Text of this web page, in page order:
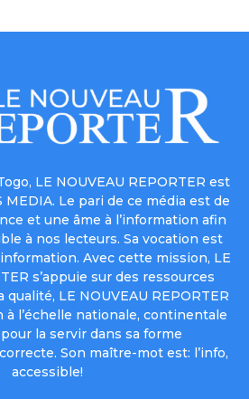
LE NOUVEAU REPORTER est
MEDIA. Le pari de ce média est de
et une âme à l’information afin
à nos lecteurs. Sa vocation est
Avec cette mission, LE
s’appuie sur des ressources
LE NOUVEAU REPORTER
à l’échelle nationale, continentale
la servir dans sa forme
Son maître-mot est: l’info,
accessible!